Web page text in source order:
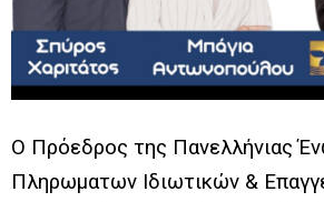
Ο Πρόεδρος της Πανελλήνιας
Πληρωματων Ιδιωτικών &